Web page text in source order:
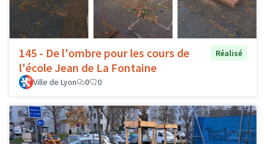
145 - De l'ombre pour les cours de
l'école Jean de La Fontaine
Réalisé
Ville de Lyon 0 0